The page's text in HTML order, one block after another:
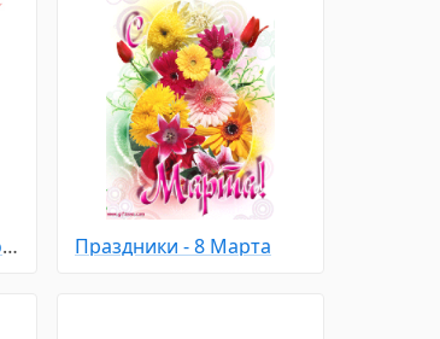
Праздники - С Днем домашних Животных Праздники - 8 Марта